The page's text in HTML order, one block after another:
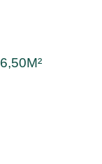
6,50M²